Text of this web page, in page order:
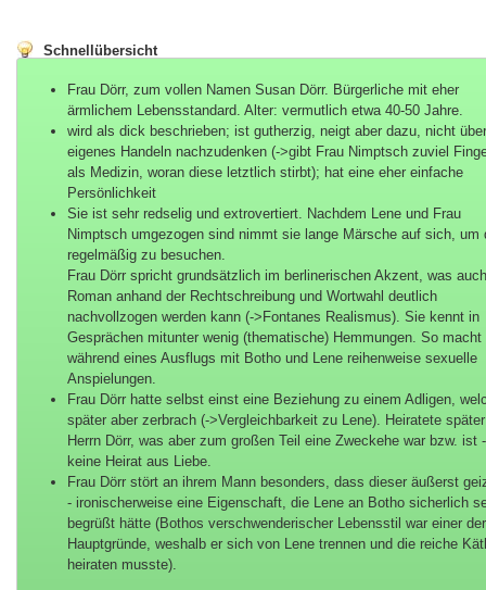
Schnellübersicht
Frau Dörr, zum vollen Namen Susan Dörr. Bürgerliche mit eher
ärmlichem Lebensstandard. Alter: vermutlich etwa 40-50 Jahre.
wird als dick beschrieben; ist gutherzig, neigt aber dazu, nicht
eigenes Handeln nachzudenken (->gibt Frau Nimptsch zuviel
als Medizin, woran diese letztlich stirbt); hat eine eher einfache
Persönlichkeit
Sie ist sehr redselig und extrovertiert. Nachdem Lene und Frau
Nimptsch umgezogen sind nimmt sie lange Märsche auf sich, um
regelmäßig zu besuchen.
Frau Dörr spricht grundsätzlich im berlinerischen Akzent, was
Roman anhand der Rechtschreibung und Wortwahl deutlich
nachvollzogen werden kann (->Fontanes Realismus). Sie kennt in
Gesprächen mitunter wenig (thematische) Hemmungen. So macht
während eines Ausflugs mit Botho und Lene reihenweise sexuelle
Anspielungen.
Frau Dörr hatte selbst einst eine Beziehung zu einem Adligen,
später aber zerbrach (->Vergleichbarkeit zu Lene). Heiratete später
Herrn Dörr, was aber zum großen Teil eine Zweckehe war bzw. ist
keine Heirat aus Liebe.
Frau Dörr stört an ihrem Mann besonders, dass dieser äußerst
- ironischerweise eine Eigenschaft, die Lene an Botho sicherlich
begrüßt hätte (Bothos verschwenderischer Lebensstil war einer der
Hauptgründe, weshalb er sich von Lene trennen und die reiche
heiraten musste).